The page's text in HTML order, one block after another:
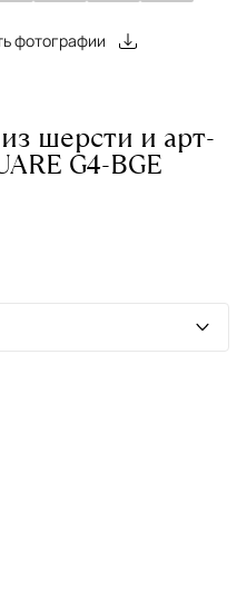
фотографии
шерсти и арт-
G4-BGE